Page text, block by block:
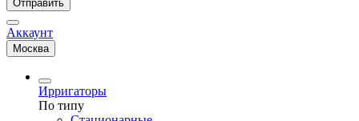
Отправить
Аккаунт
Москва
Ирригаторы
По типу